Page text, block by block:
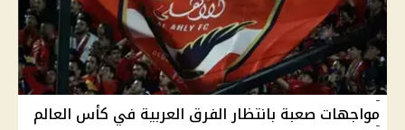
مواجهات صعبة بانتظار الفرق العربية في كأس العالم